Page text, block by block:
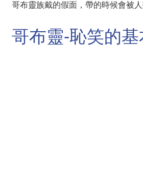
哥布靈族戴的假面，帶的時候會被人
哥布靈-恥笑的基